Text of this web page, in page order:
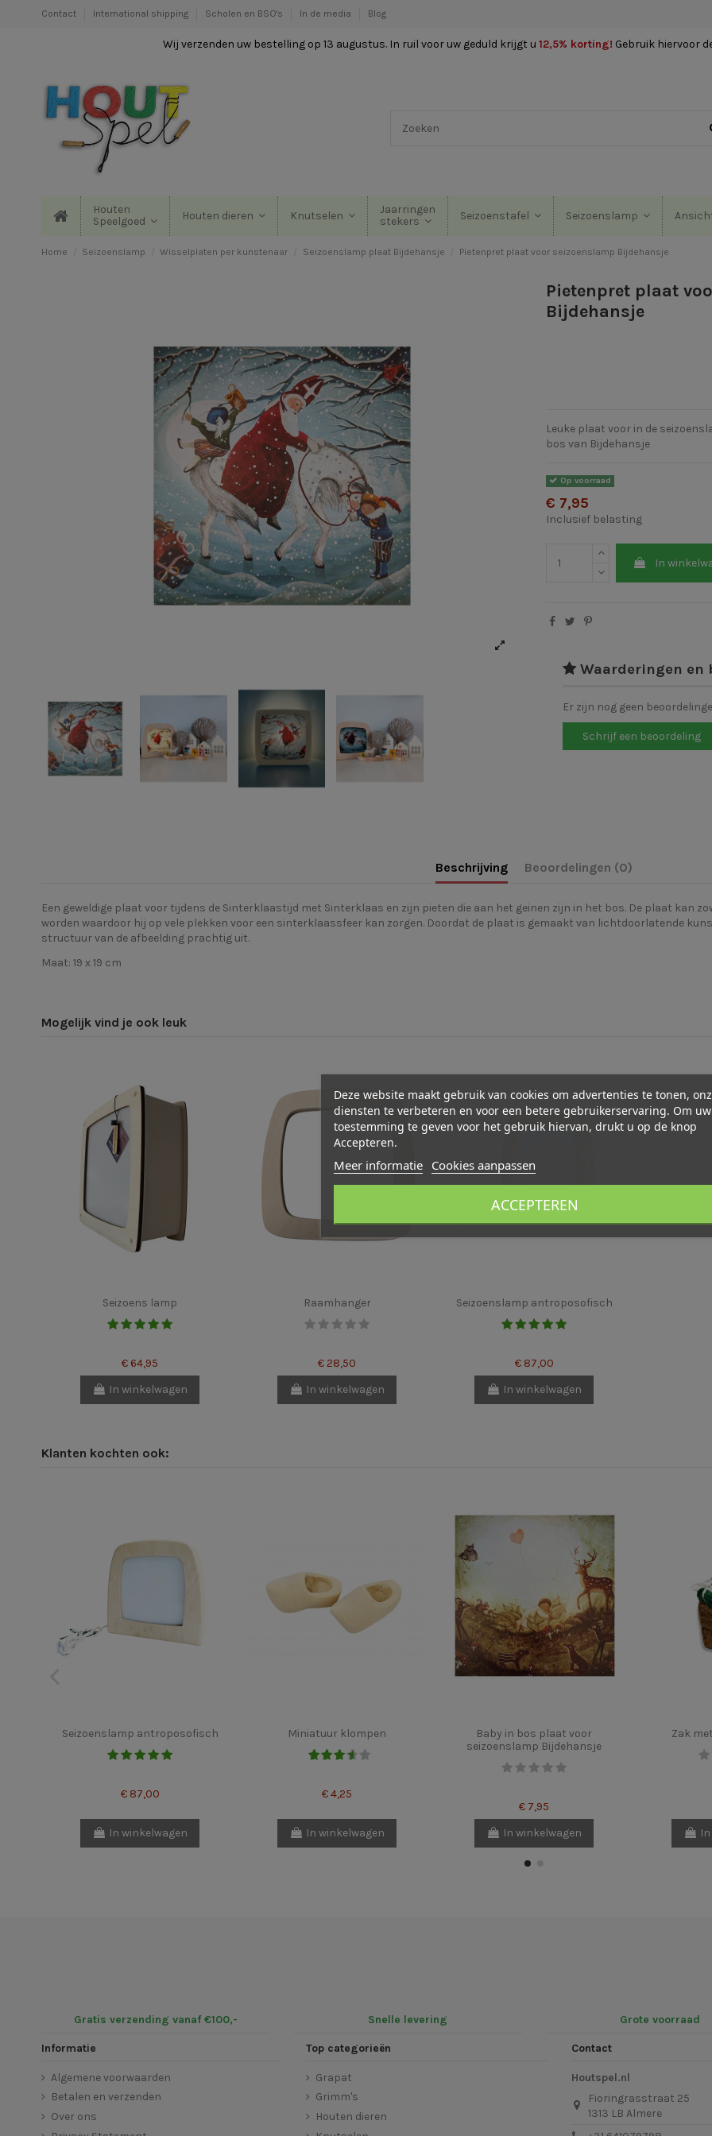
Contact International shipping Scholen en BSO's In de media Blog
Wij verzenden uw bestelling op 13 augustus. In ruil voor uw geduld krijgt u 12,5% korting! Gebruik hiervoor
Houten
Speelgoed
Houten dieren Knutselen
Jaarringen
stekers
Seizoenstafel Seizoenslamp
Home Seizoenslamp Wisselplaten per kunstenaar Seizoenslamp plaat Bijdehansje Pietenpret plaat voor seizoenslamp Bijdehansje
Pietenpret plaat
Bijdehansje
Leuke plaat voor in de
bos van Bijdehansje
Op voorraad
€ 7,95
Inclusief belasting
In
Waarderingen en
Er zijn nog geen
Schrijf een beoordeling
Beschrijving Beoordelingen (0)
Een geweldige plaat voor tijdens de Sinterklaastijd met Sinterklaas en zijn pieten die aan het geinen zijn in het bos. De plaat kan
worden waardoor hij op vele plekken voor een sinterklaassfeer kan zorgen. Doordat de plaat is gemaakt van lichtdoorlatende
structuur van de afbeelding prachtig uit.
Maat: 19 x 19 cm
Mogelijk vind je ook leuk
Seizoens lamp
€ 64,95
In winkelwagen
Raamhanger
€ 28,50
In winkelwagen
Seizoenslamp antroposofisch
€ 87,00
In winkelwagen
Klanten kochten ook:
Seizoenslamp antroposofisch
€ 87,00
In winkelwagen
Miniatuur klompen
€ 4,25
In winkelwagen
Baby in bos plaat voor
seizoenslamp Bijdehansje
€ 7,95
In winkelwagen
Zak
Gratis verzending vanaf €100,- Snelle levering Grote voorraad
Informatie
Algemene voorwaarden
Betalen en verzenden
Over ons
Top categorieën
Grapat
Grimm's
Houten dieren
Contact
Houtspel.nl
Fioringrasstraat 25
1313 LB Almere
Deze website maakt gebruik van cookies om advertenties te tonen,
diensten te verbeteren en voor een betere gebruikerservaring. Om uw
toestemming te geven voor het gebruik hiervan, drukt u op de knop
Accepteren.
Meer informatie Cookies aanpassen
ACCEPTEREN